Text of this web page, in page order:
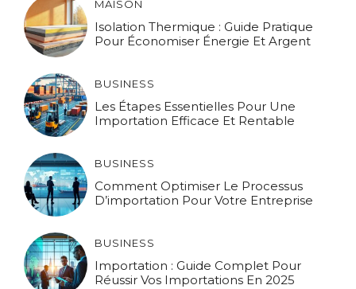
MAISON
Isolation Thermique : Guide Pratique
Pour Économiser Énergie Et Argent
BUSINESS
Les Étapes Essentielles Pour Une
Importation Efficace Et Rentable
BUSINESS
Comment Optimiser Le Processus
D’importation Pour Votre Entreprise
BUSINESS
Importation : Guide Complet Pour
Réussir Vos Importations En 2025